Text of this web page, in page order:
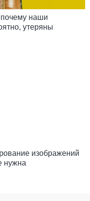
почему наши
утеряны
изображений
нужна